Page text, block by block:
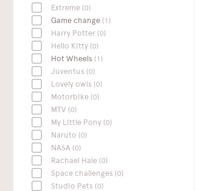
Extreme (0)
Game change (1)
Harry Potter (0)
Hello Kitty (0)
Hot Wheels (1)
Juventus (0)
Lovely owls (0)
Motorbike (0)
MTV (0)
My Little Pony (0)
Naruto (0)
NASA (0)
Rachael Hale (0)
Space challenges (0)
Studio Pets (0)